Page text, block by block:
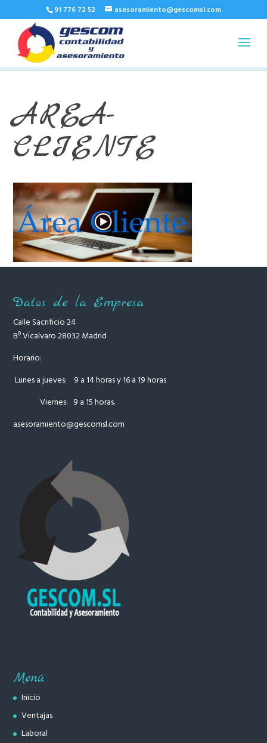
91 776 72 52 asesoramiento@gescomsl.com
AREA-
CLIENTE
Datos de la Empresa
Calle Sacrificio 24
Bº Vicalvaro 28032 Madrid
Horario:
Lunes a jueves: 9 a 14 horas y 16 a 19 horas
Viernes: 9 a 15 horas.
asesoramiento@gescomsl.com
Menú
Inicio
Ventajas
Laboral